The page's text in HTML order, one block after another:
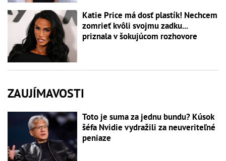
Katie Price má dosť plastík! Nechcem
zomrieť kvôli svojmu zadku...
priznala v šokujúcom rozhovore
ZAUJÍMAVOSTI
Toto je suma za jednu bundu? Kúsok
šéfa Nvidie vydražili za neuveriteľné
peniaze